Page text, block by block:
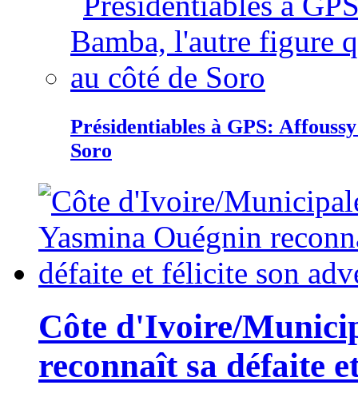
Présidentiables à GPS:
Soro
Côte d'Ivoire/
reconnaît sa défaite